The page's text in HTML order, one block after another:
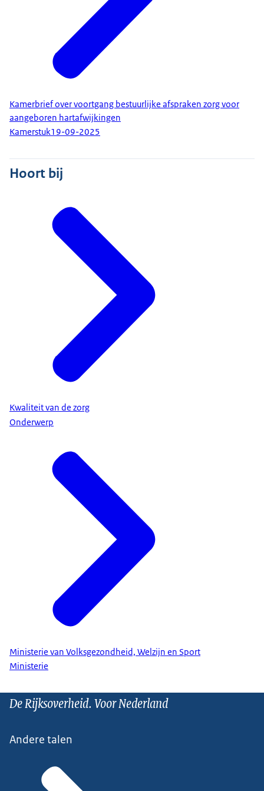
Kamerbrief over voortgang bestuurlijke afspraken zorg voor
aangeboren hartafwijkingen
Kamerstuk19-09-2025
Hoort bij
Kwaliteit van de zorg
Onderwerp
Ministerie van Volksgezondheid, Welzijn en Sport
Ministerie
De Rijksoverheid. Voor Nederland
Andere talen